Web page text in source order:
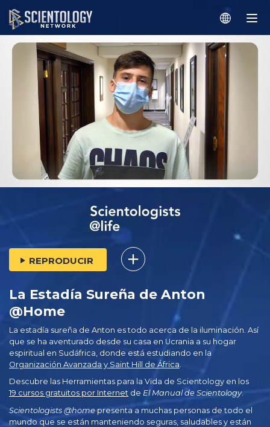
REPRODUCIR
La Estadía Sureña de Anton
@Home
La estadía sureña de Anton es todo acerca de la iluminación. Así
que se ha aventurado desde su casa en Ucrania a su hogar
espiritual en Sudáfrica, donde está estudiando en la
Organización Avanzada y Saint Hill de África
Descubre las Herramientas para la Vida de Scientology en los
19 cursos gratuitos por Internet de El Manual de Scientology.
Scientologists @home presenta a muchas personas de todo el
mundo que se están manteniendo seguras, saludables y están